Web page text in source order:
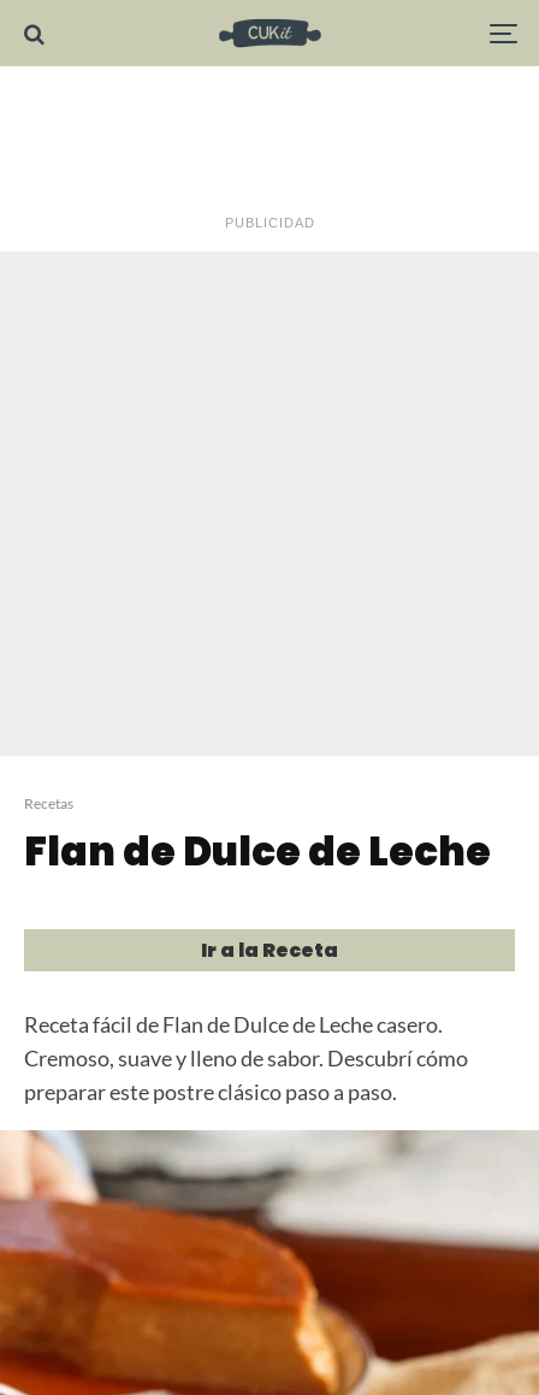
PUBLICIDAD
Recetas
Flan de Dulce de Leche
Ir a la Receta
Receta fácil de Flan de Dulce de Leche casero.
Cremoso, suave y lleno de sabor. Descubrí cómo
preparar este postre clásico paso a paso.